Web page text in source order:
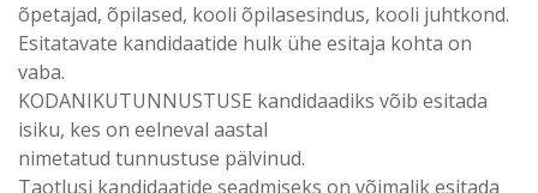
õpetajad, õpilased, kooli õpilasesindus, kooli juhtkond.
Esitatavate kandidaatide hulk ühe esitaja kohta on
vaba.
KODANIKUTUNNUSTUSE kandidaadiks võib esitada
isiku, kes on eelneval aastal
nimetatud tunnustuse pälvinud.
Taotlusi kandidaatide seadmiseks on võimalik esitada